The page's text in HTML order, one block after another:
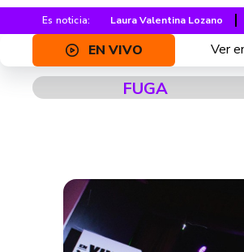
Es noticia: Laura Valentina Lozano
EN VIVO Ver
FUGA